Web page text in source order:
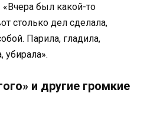
был какой-то
столько дел сделала,
Парила, гладила,
убирала».
и другие громкие